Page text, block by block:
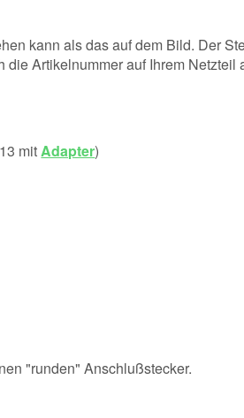
kann als das auf dem Bild. Der
Artikelnummer auf Ihrem
mitAdapter)
"runden" Anschlußstecker.